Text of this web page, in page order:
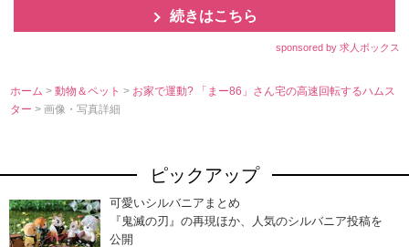
続きはこちら
sponsored by 求人ボックス
ホーム >動物＆ペット> お家で運動? 「まー86」さん宅の高速回転するハムス
ター> 画像・写真詳細
ピックアップ
可愛いシルバニアまとめ
『鬼滅の刃』の再現ほか、人気のシルバニア投稿を
公開